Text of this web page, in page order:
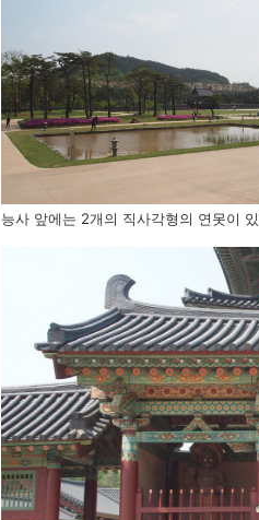
능사 앞에는 2개의 직사각형의 연못이